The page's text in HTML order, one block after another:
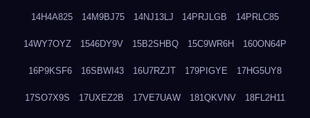
14H4A825 14M9BJ75 14NJ13LJ 14PRJLGB 14PRLC85
14WY7OYZ 1546DY9V 15B2SHBQ 15C9WR6H 160ON64P
16P9KSF6 16SBWI43 16U7RZJT 179PIGYE 17HG5UY8
17SO7X9S 17UXEZ2B 17VE7UAW 181QKVNV 18FL2H11